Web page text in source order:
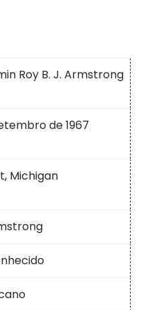
Roy B. J. Armstrong
de 1967
Michigan